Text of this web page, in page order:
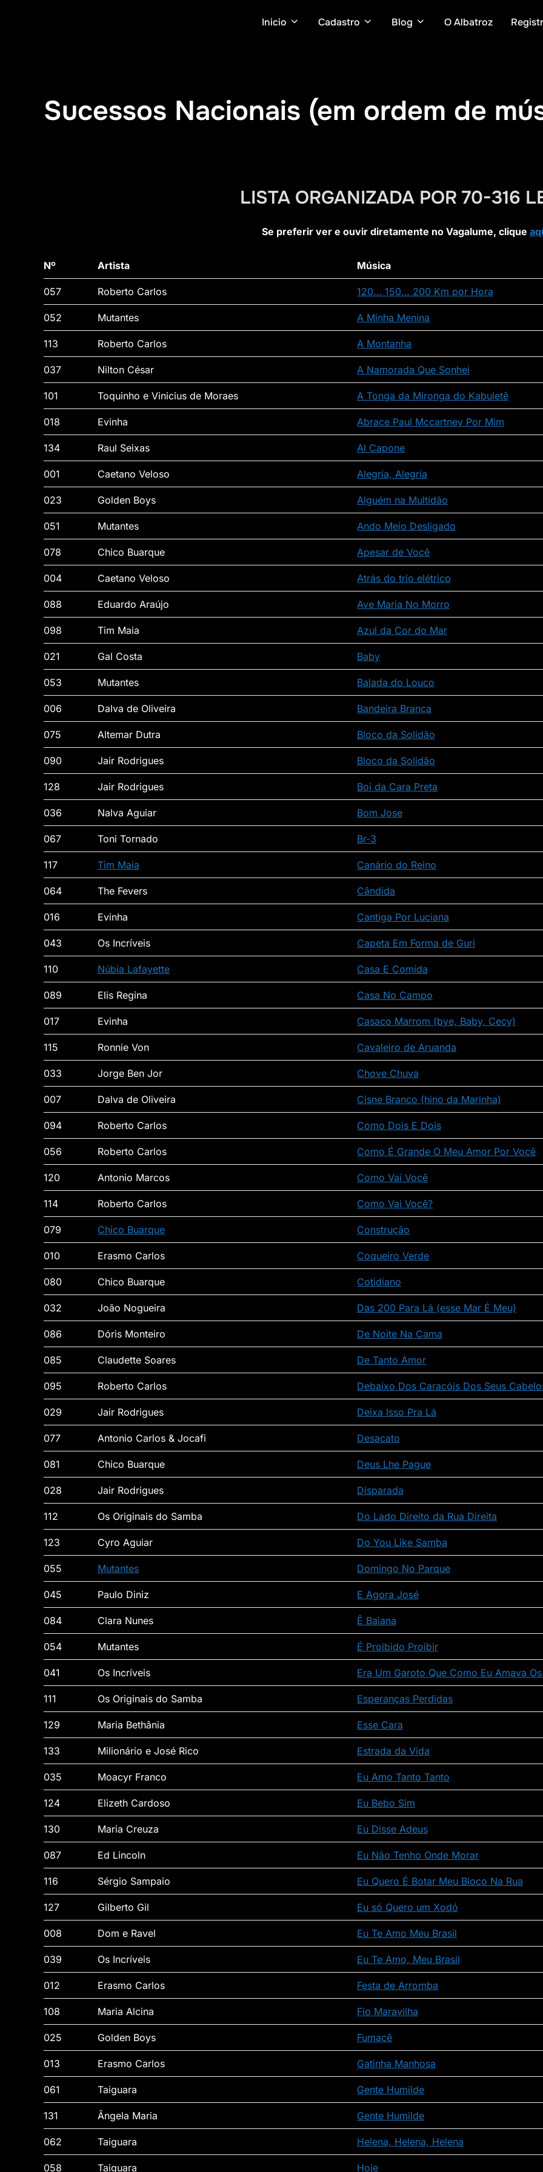
Inicio Cadastro Blog O Albatroz
Sucessos Nacionais (em ordem de
LISTA ORGANIZADA POR 70-316
Se preferir ver e ouvir diretamente no Vagalume, clique
Nº Artista Música
057 Roberto Carlos 120… 150… 200 Km por Hora
052 Mutantes A Minha Menina
113 Roberto Carlos A Montanha
037 Nilton César A Namorada Que Sonhei
101 Toquinho e Vinicius de Moraes A Tonga da Mironga do Kabuletê
018 Evinha Abrace Paul Mccartney Por Mim
134 Raul Seixas Al Capone
001 Caetano Veloso Alegria, Alegria
023 Golden Boys Alguém na Multidão
051 Mutantes Ando Meio Desligado
078 Chico Buarque Apesar de Você
004 Caetano Veloso Atrás do trio elétrico
088 Eduardo Araújo Ave Maria No Morro
098 Tim Maia Azul da Cor do Mar
021 Gal Costa Baby
053 Mutantes Balada do Louco
006 Dalva de Oliveira Bandeira Branca
075 Altemar Dutra Bloco da Solidão
090 Jair Rodrigues Bloco da Solidão
128 Jair Rodrigues Boi da Cara Preta
036 Nalva Aguiar Bom Jose
067 Toni Tornado Br-3
117 Tim Maia Canário do Reino
064 The Fevers Cândida
016 Evinha Cantiga Por Luciana
043 Os Incríveis Capeta Em Forma de Guri
110 Núbia Lafayette Casa E Comida
089 Elis Regina Casa No Campo
017 Evinha Casaco Marrom (bye, Baby, Cecy)
115 Ronnie Von Cavaleiro de Aruanda
033 Jorge Ben Jor Chove Chuva
007 Dalva de Oliveira Cisne Branco (hino da Marinha)
094 Roberto Carlos Como Dois E Dois
056 Roberto Carlos Como É Grande O Meu Amor Por Você
120 Antonio Marcos Como Vai Você
114 Roberto Carlos Como Vai Você?
079 Chico Buarque Construção
010 Erasmo Carlos Coqueiro Verde
080 Chico Buarque Cotidiano
032 João Nogueira Das 200 Para Lá (esse Mar É Meu)
086 Dóris Monteiro De Noite Na Cama
085 Claudette Soares De Tanto Amor
095 Roberto Carlos Debaixo Dos Caracóis Dos Seus
029 Jair Rodrigues Deixa Isso Pra Lá
077 Antonio Carlos & Jocafi Desacato
081 Chico Buarque Deus Lhe Pague
028 Jair Rodrigues Disparada
112 Os Originais do Samba Do Lado Direito da Rua Direita
123 Cyro Aguiar Do You Like Samba
055 Mutantes Domingo No Parque
045 Paulo Diniz E Agora José
084 Clara Nunes Ê Baiana
054 Mutantes É Proibido Proibir
041 Os Incríveis Era Um Garoto Que Como Eu Amava
111 Os Originais do Samba Esperanças Perdidas
129 Maria Bethânia Esse Cara
133 Milionário e José Rico Estrada da Vida
035 Moacyr Franco Eu Amo Tanto Tanto
124 Elizeth Cardoso Eu Bebo Sim
130 Maria Creuza Eu Disse Adeus
087 Ed Lincoln Eu Não Tenho Onde Morar
116 Sérgio Sampaio Eu Quero É Botar Meu Bloco Na Rua
127 Gilberto Gil Eu só Quero um Xodó
008 Dom e Ravel Eu Te Amo Meu Brasil
039 Os Incríveis Eu Te Amo, Meu Brasil
012 Erasmo Carlos Festa de Arromba
108 Maria Alcina Fio Maravilha
025 Golden Boys Fumacê
013 Erasmo Carlos Gatinha Manhosa
061 Taiguara Gente Humilde
131 Ângela Maria Gente Humilde
062 Taiguara Helena, Helena, Helena
058 Taiguara Hoje